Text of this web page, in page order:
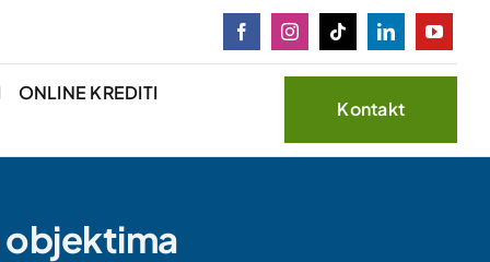
ONLINE KREDITI
Kontakt
objektima